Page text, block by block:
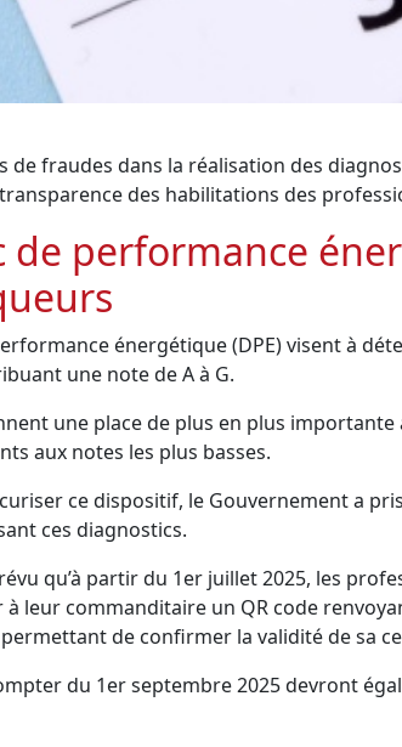
de fraudes dans la réalisation des
des habilitations des
de performance
énergétique (DPE) visent à
une note de A à G.
une place de plus en plus
aux notes les plus basses.
ce dispositif, le Gouvernement a
ces diagnostics.
qu’à partir du 1er juillet 2025, les
leur commanditaire un QR code
permettant de confirmer la validité de sa
du 1er septembre 2025 devront